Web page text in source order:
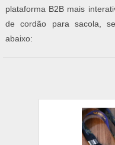
plataforma B2B mais
de cordão para sacola,
abaixo: